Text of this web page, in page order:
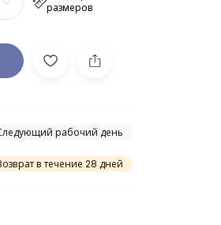
размеров
рабочий день
в течение 28 дней